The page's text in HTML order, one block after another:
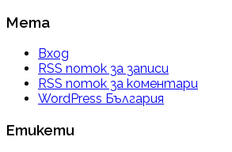
Мета
Вход
RSS поток за записи
RSS поток за коментари
WordPress България
Етикети